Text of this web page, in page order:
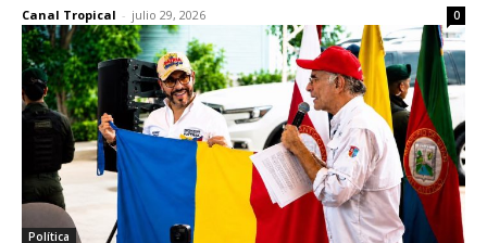
Canal Tropical - julio 29, 2026 0
Política